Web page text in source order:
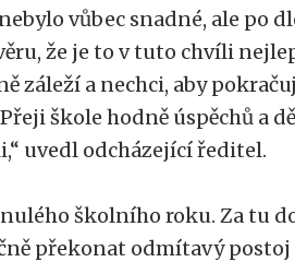
vůbec snadné, ale po
že je to v tuto chvíli
záleží a nechci, aby
škole hodně úspěchů a
uvedl odcházející ředitel.
školního roku. Za tu
překonat odmítavý postoj